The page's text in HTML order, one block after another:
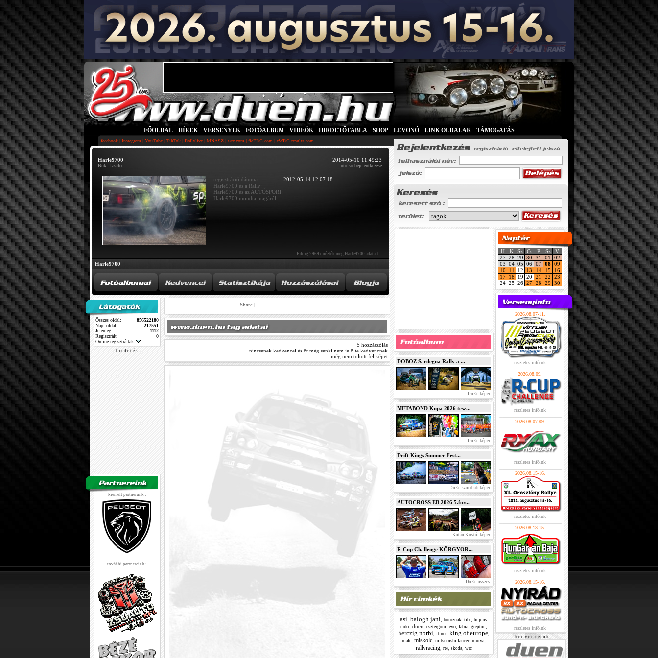
FŐOLDAL HÍREK VERSENYEK FOTÓALBUM VIDEÓK HIRDETŐTÁBLA SHOP LEVONÓ LINK OLDALAK TÁMOGATÁS
facebook | Instagram | YouTube | TikTok | Rallylive | MNASZ | wrc.com | fiaERC.com | eWRC-results.com
Harle9700
Büki László
2014-05-10 11:49:23
utolsó bejelentkezése
regisztráció dátuma:
2012-05-14 12:07:18
Harle9700 és a Rally:
Harle9700 és az AUTÓSPORT:
Harle9700 mondta magáról:
Eddig 2969x nézték meg Harle9700 adatait.
Harle9700
Összes oldal:
856522180
Napi oldal:
217551
Jelenleg:
1112
Regisztrált:
0
Online regisztráltak:
h i r d e t é s
kiemelt partnerünk :
további partnereink :
Share |
5 hozzászólás
nincsenek kedvencei és őt még senki nem jelölte kedvencnek
még nem töltött fel képet
DOBOZ Sardegna Rally a ...
DuEn képei
METABOND Kupa 2026 tesz...
DuEn képei
Drift Kings Summer Fest...
DuEn szombati képei
AUTOCROSS EB 2026 5.for...
Kotán Kristóf képei
R-Cup Challenge KÖRGYOR...
DuEn összes
asi balogh jani boroznaki tibi
bujdos
miki
duen esztergom evo, fabia, grepton
herczig norbi itiner, king of europe,
mafc, miskolc, mitsubishi lancer, murva,
rallyracing, rte, skoda, wrc
H K Sz Cs P Sz
V
27 28 29 30 31 01
02
03 04 05 06 07 08 09
10
11 12 13 14 15
16
17
18 19 20 21 22
23
24 25 26 27 28 29 30
2026.08.07-11.
részletes infóink
2026.08.09.
részletes infóink
2026.08.07-09.
részletes infóink
2026.08.15-16.
részletes infóink
2026.08.13-15.
részletes infóink
2026.08.15-16.
részletes infóink
k e d v e n c e i n k